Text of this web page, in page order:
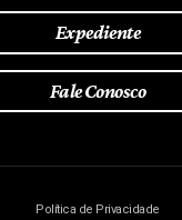
Expediente
Fale Conosco
Política de Privacidade